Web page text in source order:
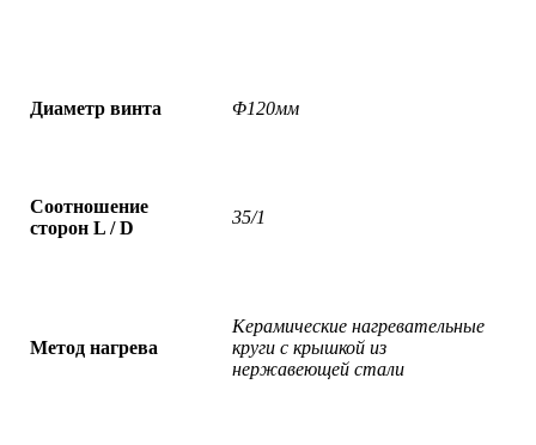
Диаметр винта Φ120мм
Соотношение
сторон L / D
35/1
Метод нагрева
Керамические нагревательные
круги с крышкой из
нержавеющей стали